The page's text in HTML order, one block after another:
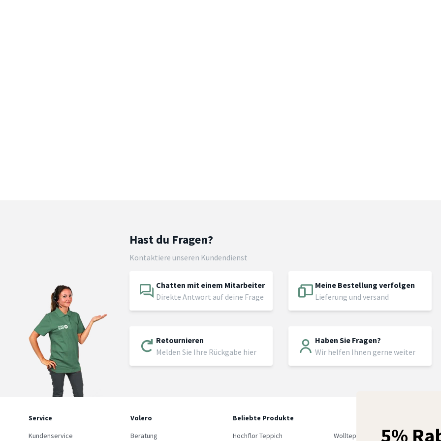
Hast du Fragen?
Kontaktiere unseren Kundendienst
Chatten mit einem Mitarbeiter
Direkte Antwort auf deine Frage
Meine Bestellung verfolgen
Lieferung und versand
Retournieren
Melden Sie Ihre Rückgabe hier
Haben Sie Fragen?
Wir helfen Ihnen gerne weiter
Service
Kundenservice
Volero
Beratung
Beliebte Produkte
Hochflor Teppich
Wollteppich 5%